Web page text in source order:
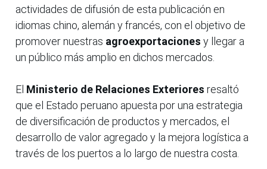
actividades de difusión de esta publicación en
idiomas chino, alemán y francés, con el objetivo de
promover nuestras agroexportaciones y llegar a
un público más amplio en dichos mercados.
El Ministerio de Relaciones Exteriores resaltó
que el Estado peruano apuesta por una estrategia
de diversificación de productos y mercados, el
desarrollo de valor agregado y la mejora logística a
través de los puertos a lo largo de nuestra costa.